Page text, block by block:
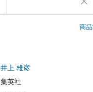
商
井上 雄彦
集英社